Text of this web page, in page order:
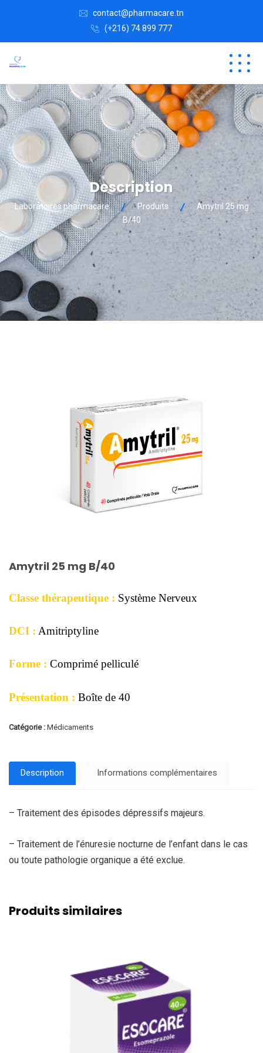
contact@pharmacare.tn
(+216) 74 899 777
Description
Laboratoires pharmacare Produits
Amytril 25 mg
B/40
Amytril 25 mg B/40
Classe thérapeutique : Système Nerveux
DCI : Amitriptyline
Forme : Comprimé pelliculé
Présentation : Boîte de 40
Catégorie : Médicaments
Description Informations complémentaires
– Traitement des épisodes dépressifs majeurs.
– Traitement de l’énuresie nocturne de l’enfant dans le cas
ou toute pathologie organique a été exclue.
Produits similaires